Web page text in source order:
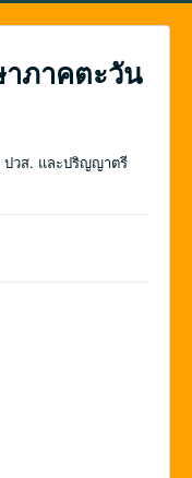
ภาคตะวัน
ปวส. และปริญญาตรี